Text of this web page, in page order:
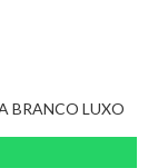
BRANCO LUXO